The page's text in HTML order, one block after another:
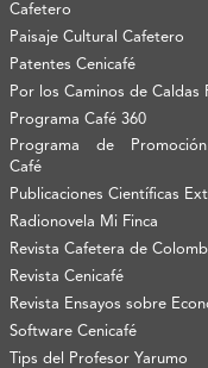
Cafetero
Paisaje Cultural Cafetero
Patentes Cenicafé
Por los Caminos de Caldas
Programa Café 360
Programa de
Café
Publicaciones Científicas
Radionovela Mi Finca
Revista Cafetera de
Revista Cenicafé
Revista Ensayos sobre
Software Cenicafé
Tips del Profesor Yarumo